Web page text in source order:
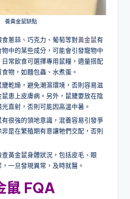
養黃金鼠缺點
食蔥蒜、巧克力、葡萄等對黃金鼠有
中的某些成分，可能會引發寵物中
常飲食可選擇專用鼠糧，適量搭配
物，如麵包蟲、水煮蛋。
籠乾燥，避免潮濕環境，否則容易滋
患上皮膚病。另外，鼠籠要放在陰
直射，否則可能因高溫中暑。
有很強的領地意識，混養容易引發爭
是在繁殖期有意讓牠們交配，否則
查黃金鼠身體狀況，包括皮毛、眼
一旦發現異常，及時就醫。
鼠 FQA